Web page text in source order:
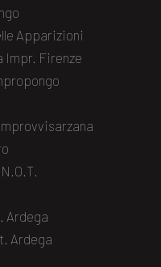
Apparizioni
Impr. Firenze
Ardega
Ardega